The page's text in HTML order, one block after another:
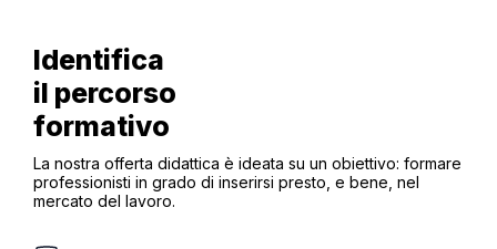
Identifica
il percorso
formativo
La nostra offerta didattica è ideata su un obiettivo: formare
professionisti in grado di inserirsi presto, e bene, nel
mercato del lavoro.